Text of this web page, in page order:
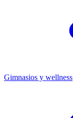
Gimnasios y wellness